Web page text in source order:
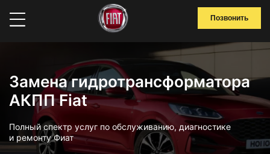
Позвонить
Замена гидротрансформатора
АКПП Fiat
Полный спектр услуг по обслуживанию, диагностике
и ремонту Фиат